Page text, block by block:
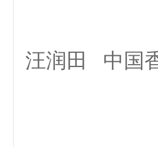
汪润田 中国